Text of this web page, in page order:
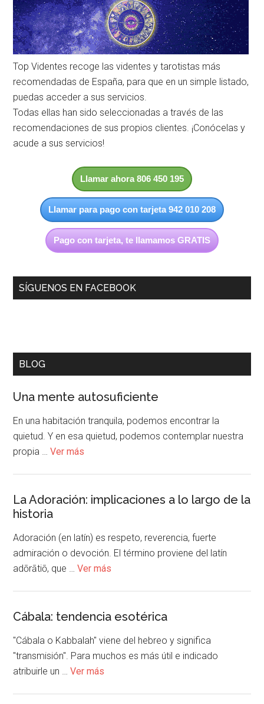
Top Videntes recoge las videntes y tarotistas más
recomendadas de España, para que en un simple listado,
puedas acceder a sus servicios.
Todas ellas han sido seleccionadas a través de las
recomendaciones de sus propios clientes. ¡Conócelas y
acude a sus servicios!
Llamar ahora 806 450 195
Llamar para pago con tarjeta 942 010 208
Pago con tarjeta, te llamamos GRATIS
SÍGUENOS EN FACEBOOK
BLOG
Una mente autosuficiente
En una habitación tranquila, podemos encontrar la
quietud. Y en esa quietud, podemos contemplar nuestra
propia …Ver más
La Adoración: implicaciones a lo largo de la
historia
Adoración (en latín) es respeto, reverencia, fuerte
admiración o devoción. El término proviene del latín
adōrātiō, que …Ver más
Cábala: tendencia esotérica
"Cábala o Kabbalah" viene del hebreo y significa
"transmisión". Para muchos es más útil e indicado
atribuirle un …Ver más